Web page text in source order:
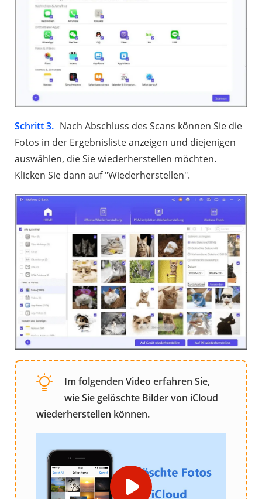
Schritt 3. Nach Abschluss des Scans können Sie die
Fotos in der Ergebnisliste anzeigen und diejenigen
auswählen, die Sie wiederherstellen möchten.
Klicken Sie dann auf "Wiederherstellen".
Im folgenden Video erfahren Sie,
wie Sie gelöschte Bilder von iCloud
wiederherstellen können.